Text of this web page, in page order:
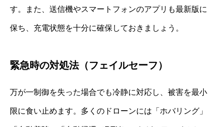
す。また、送信機やスマートフォンのアプリも最新版に
保ち、充電状態を十分に確保しておきましょう。
緊急時の対処法（フェイルセーフ）
万が一制御を失った場合でも冷静に対応し、被害を最小
限に食い止めます。多くのドローンには「ホバリング」